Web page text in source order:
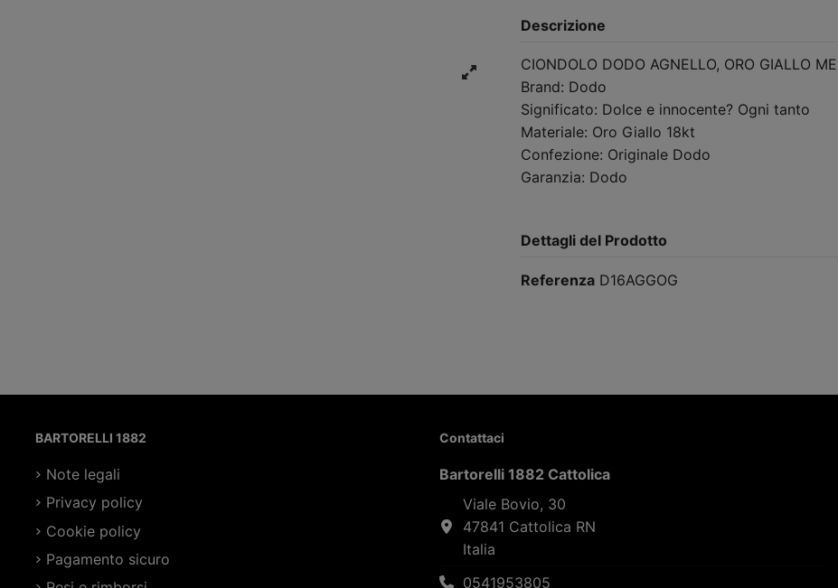
Descrizione
CIONDOLO DODO AGNELLO, ORO GIALLO
Brand: Dodo
Significato: Dolce e innocente? Ogni tanto
Materiale: Oro Giallo 18kt
Confezione: Originale Dodo
Garanzia: Dodo
Dettagli del Prodotto
Referenza D16AGGOG
BARTORELLI 1882
Note legali
Privacy policy
Cookie policy
Pagamento sicuro
Contattaci
Bartorelli 1882 Cattolica
Viale Bovio, 30
47841 Cattolica RN
Italia
0541953805